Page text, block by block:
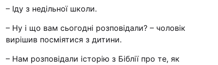
З рук в руки
Юричко
– Іду з недільної школи.
– Ну і що вам сьогодні розповідали? – чоловік
вирішив посміятися з дитини.
– Нам розповідали історію з Біблії про те, як